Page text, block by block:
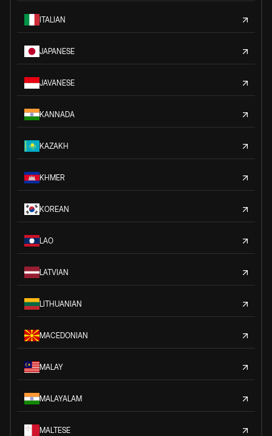
ITALIAN
JAPANESE
JAVANESE
KANNADA
KAZAKH
KHMER
KOREAN
LAO
LATVIAN
LITHUANIAN
MACEDONIAN
MALAY
MALAYALAM
MALTESE